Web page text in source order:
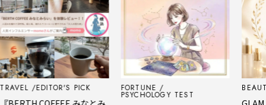
EDITOR'S PICK FORTUNE
PSYCHOLOGY TEST
BEAUTY